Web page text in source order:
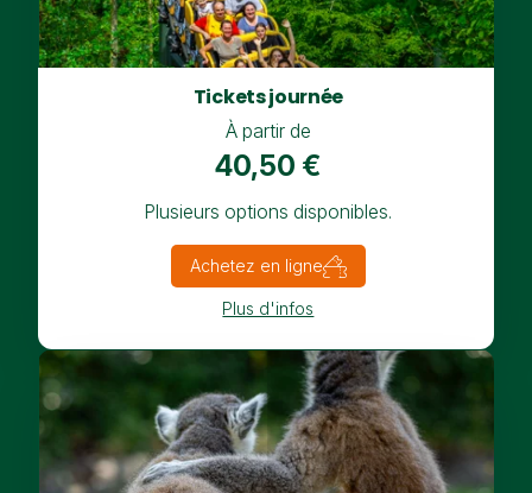
Tickets journée
À partir de
40,50 €
Plusieurs options disponibles.
Achetez en ligne
Plus d'infos